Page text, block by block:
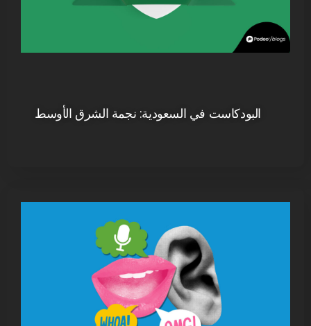
البودكاست في السعودية: نجمة الشرق الأوسط